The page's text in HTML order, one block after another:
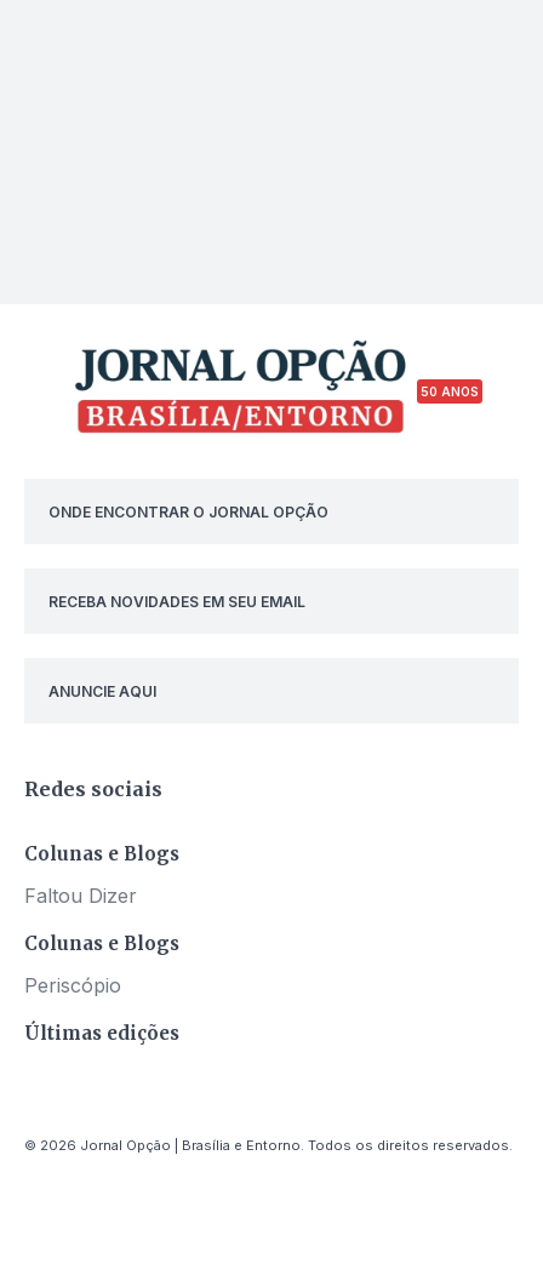
50 ANOS
ONDE ENCONTRAR O JORNAL OPÇÃO
RECEBA NOVIDADES EM SEU EMAIL
ANUNCIE AQUI
Redes sociais
Colunas e Blogs
Faltou Dizer
Colunas e Blogs
Periscópio
Últimas edições
© 2026 Jornal Opção | Brasília e Entorno. Todos os direitos reservados.